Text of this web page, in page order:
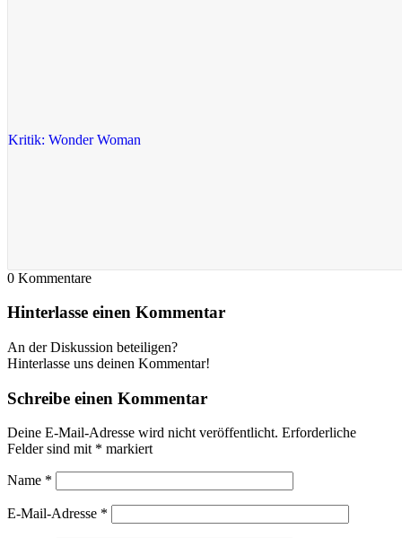
Kritik: Wonder Woman
0 Kommentare
Hinterlasse einen Kommentar
An der Diskussion beteiligen?
Hinterlasse uns deinen Kommentar!
Schreibe einen Kommentar
Deine E-Mail-Adresse wird nicht veröffentlicht. Erforderliche
Felder sind mit * markiert
Name *
E-Mail-Adresse *